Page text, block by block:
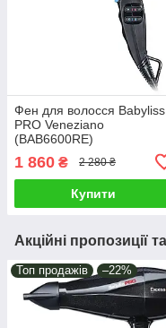
Фен для волосся Babyliss
PRO Veneziano
(BAB6600RE)
1 860 ₴ 2 280 ₴
Купити
Акційні пропозиції
Топ продажів –22%